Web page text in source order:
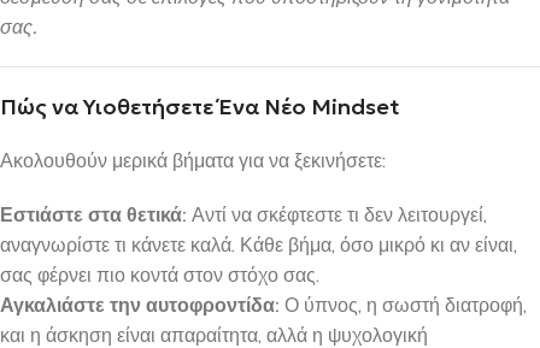
σας.
Πώς να Υιοθετήσετε Ένα Νέο Mindset
Ακολουθούν μερικά βήματα για να ξεκινήσετε:
Εστιάστε στα θετικά: Αντί να σκέφτεστε τι δεν λειτουργεί,
αναγνωρίστε τι κάνετε καλά. Κάθε βήμα, όσο μικρό κι αν είναι,
σας φέρνει πιο κοντά στον στόχο σας.
Αγκαλιάστε την αυτοφροντίδα: Ο ύπνος, η σωστή διατροφή,
και η άσκηση είναι απαραίτητα, αλλά η ψυχολογική